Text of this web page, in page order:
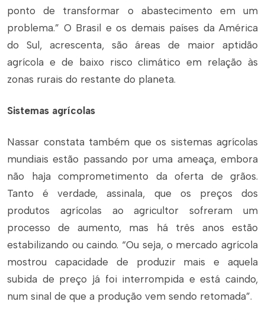
ponto de transformar o abastecimento em um
problema.” O Brasil e os demais países da América
do Sul, acrescenta, são áreas de maior aptidão
agrícola e de baixo risco climático em relação às
zonas rurais do restante do planeta.
Sistemas agrícolas
Nassar constata também que os sistemas agrícolas
mundiais estão passando por uma ameaça, embora
não haja comprometimento da oferta de grãos.
Tanto é verdade, assinala, que os preços dos
produtos agrícolas ao agricultor sofreram um
processo de aumento, mas há três anos estão
estabilizando ou caindo. “Ou seja, o mercado agrícola
mostrou capacidade de produzir mais e aquela
subida de preço já foi interrompida e está caindo,
num sinal de que a produção vem sendo retomada”.